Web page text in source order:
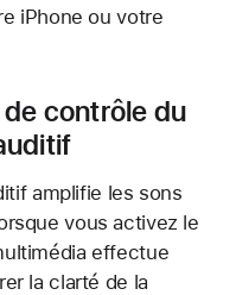
iPhone ou votre
contrôle du
amplifie les sons
vous activez le
effectue
la clarté de la